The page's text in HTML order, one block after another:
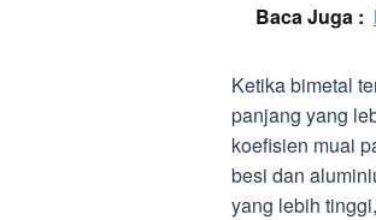
Baca Juga :
Ketika bimetal
panjang yang
koefisien muai
besi dan
yang lebih